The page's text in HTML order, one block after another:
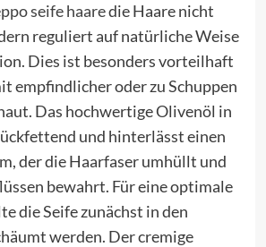
seife haaredie Haare nicht
reguliert auf natürliche Weise
Dies ist besonders vorteilhaft
empfindlicher oder zu Schuppen
Das hochwertige Olivenöl in
und hinterlässt einen
der die Haarfaser umhüllt und
bewahrt. Für eine optimale
die Seife zunächst in den
werden. Der cremige